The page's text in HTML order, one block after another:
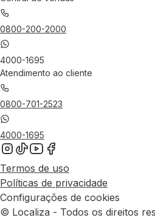
0800-200-2000
4000-1695
Atendimento ao cliente
0800-701-2523
4000-1695
Termos de uso
Políticas de privacidade
Configurações de cookies
© Localiza - Todos os direitos